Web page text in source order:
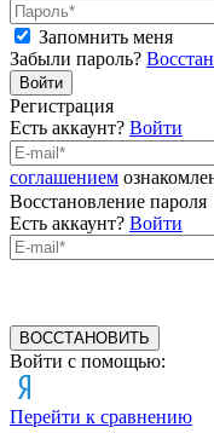
Запомнить меня
Забыли пароль?
Войти
Регистрация
Есть аккаунт? Войти
соглашением
Восстановление пароля
Есть аккаунт? Войти
ВОССТАНОВИТЬ
Войти с помощью:
Перейти к сравнению